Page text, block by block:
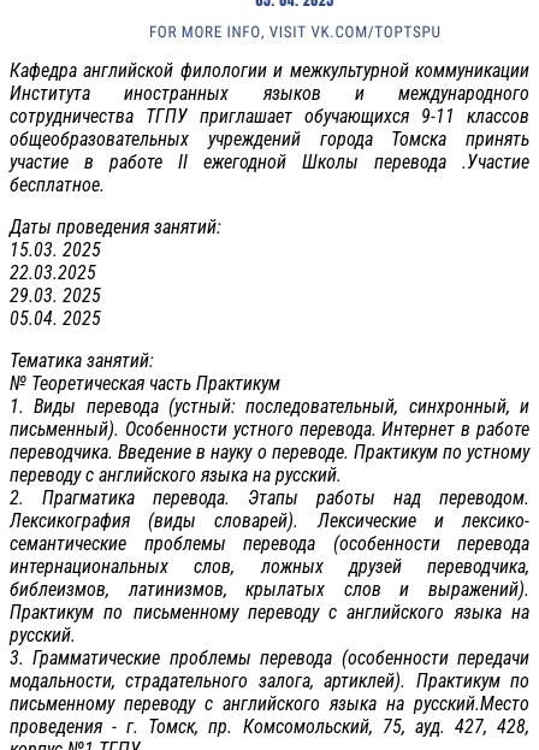
Кафедра английской филологии и межкультурной коммуникации
Института иностранных языков и международного
сотрудничества ТГПУ приглашает обучающихся 9-11 классов
общеобразовательных учреждений города Томска принять
участие в работе II ежегодной Школы перевода .Участие
бесплатное.
Даты проведения занятий:
15.03. 2025
22.03.2025
29.03. 2025
05.04. 2025
Тематика занятий:
№ Теоретическая часть Практикум
1. Виды перевода (устный: последовательный, синхронный, и
письменный). Особенности устного перевода. Интернет в работе
переводчика. Введение в науку о переводе. Практикум по устному
переводу с английского языка на русский.
2. Прагматика перевода. Этапы работы над переводом.
Лексикография (виды словарей). Лексические и лексико-
семантические проблемы перевода (особенности перевода
интернациональных слов, ложных друзей переводчика,
библеизмов, латинизмов, крылатых слов и выражений).
Практикум по письменному переводу с английского языка на
русский.
3. Грамматические проблемы перевода (особенности передачи
модальности, страдательного залога, артиклей). Практикум по
письменному переводу с английского языка на русский.Место
проведения - г. Томск, пр. Комсомольский, 75, ауд. 427, 428,